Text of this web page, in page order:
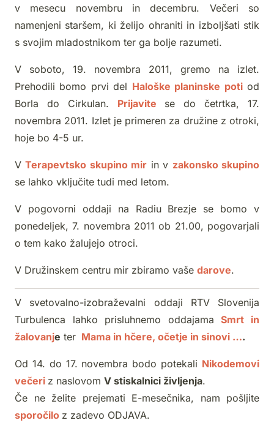
v mesecu novembru in decembru. Večeri so
namenjeni staršem, ki želijo ohraniti in izboljšati stik
s svojim mladostnikom ter ga bolje razumeti.
V soboto, 19. novembra 2011, gremo na izlet.
Prehodili bomo prvi del Haloške planinske potiod
Borla do Cirkulan. Prijavite se do četrtka, 17.
novembra 2011. Izlet je primeren za družine z otroki,
hoje bo 4-5 ur.
VTerapevtsko skupino mir in v zakonsko skupino
se lahko vključite tudi med letom.
V pogovorni oddaji na Radiu Brezje se bomo v
ponedeljek, 7. novembra 2011 ob 21.00, pogovarjali
o tem kako žalujejo otroci.
V Družinskem centru mir zbiramo vaše darove.
V svetovalno-izobraževalni oddaji RTV Slovenija
Turbulenca lahko prisluhnemo oddajamaSmrt in
žalovanje ter Mama in hčere, očetje in sinovi ….
Od 14. do 17. novembra bodo potekali Nikodemovi
večeri z naslovom V stiskalnici življenja.
Če ne želite prejemati E-mesečnika, nam pošljite
sporočilo z zadevo ODJAVA.